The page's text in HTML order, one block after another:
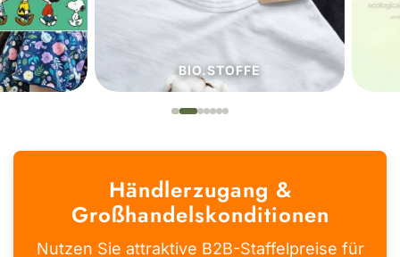
BIO.STOFFE
Händlerzugang &
Großhandelskonditionen
Nutzen Sie attraktive B2B-Staffelpreise für